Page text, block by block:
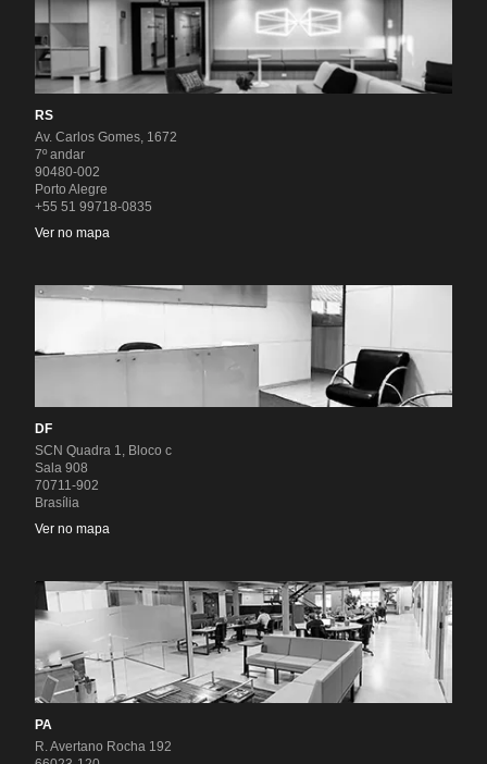
RS
Av. Carlos Gomes, 1672
7º andar
90480-002
Porto Alegre
+55 51 99718-0835
Ver no mapa
DF
SCN Quadra 1, Bloco c
Sala 908
70711-902
Brasília
Ver no mapa
PA
R. Avertano Rocha 192